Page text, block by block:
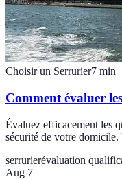
Choisir un Serrurier7 min
Comment évaluer
Évaluez efficacement les
sécurité de votre
serrurierévaluation
Aug 7